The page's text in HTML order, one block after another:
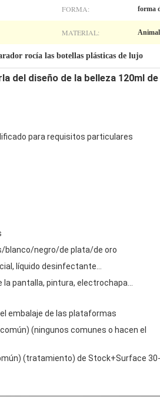
FORMA: forma
MATERIAL:
rocía las botellas plásticas de lujo
del diseño de la belleza 120ml
para requisitos particulares
blanco/negro/de plata/de oro
líquido desinfectante…
la pantalla, pintura, electrochapa…
embalaje de las plataformas
(ningunos comunes o hacen el
(tratamiento) de Stock+Surface 30-